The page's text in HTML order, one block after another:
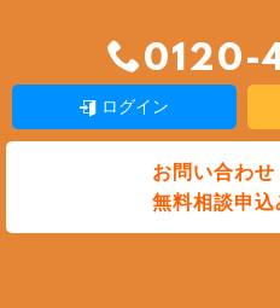
0120-
ログイン
お問い合わ
無料相談申込